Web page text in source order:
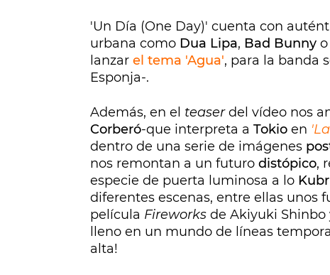
'Un Día (One Day)' cuenta con
urbana como Dua Lipa, Bad Bunny o
lanzar el tema 'Agua', para la banda
Esponja-.
Además, en el teaserdel vídeo nos
Corberó-que interpreta a Tokio en
dentro de una serie de imágenes
nos remontan a un futuro distópico,
especie de puerta luminosa a lo
diferentes escenas, entre ellas unos
película Fireworks de Akiyuki Shinbo
lleno en un mundo de líneas
alta!